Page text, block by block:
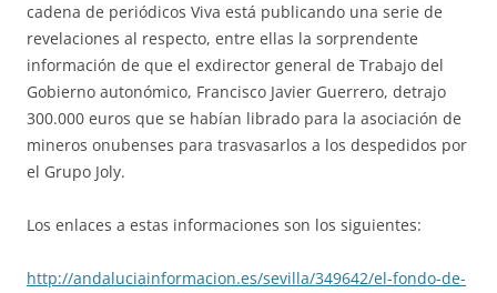
cadena de periódicos Viva está publicando una serie de
revelaciones al respecto, entre ellas la sorprendente
información de que el exdirector general de Trabajo del
Gobierno autonómico, Francisco Javier Guerrero, detrajo
300.000 euros que se habían librado para la asociación de
mineros onubenses para trasvasarlos a los despedidos por
el Grupo Joly.
Los enlaces a estas informaciones son los siguientes:
http://andaluciainformacion.es/sevilla/349642/el-fondo-de-